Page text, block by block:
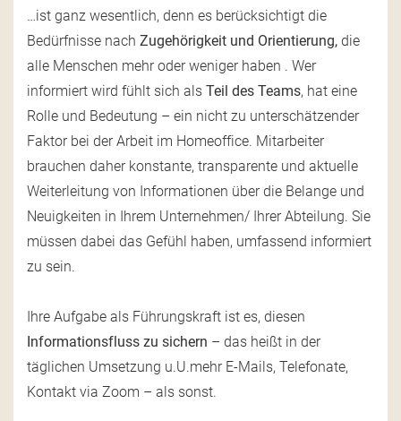
…ist ganz wesentlich, denn es berücksichtigt die
Bedürfnisse nach Zugehörigkeit und Orientierung, die
alle Menschen mehr oder weniger haben . Wer
informiert wird fühlt sich als Teil des Teams, hat eine
Rolle und Bedeutung – ein nicht zu unterschätzender
Faktor bei der Arbeit im Homeoffice. Mitarbeiter
brauchen daher konstante, transparente und aktuelle
Weiterleitung von Informationen über die Belange und
Neuigkeiten in Ihrem Unternehmen/ Ihrer Abteilung. Sie
müssen dabei das Gefühl haben, umfassend informiert
zu sein.
Ihre Aufgabe als Führungskraft ist es, diesen
Informationsfluss zu sichern – das heißt in der
täglichen Umsetzung u.U.mehr E-Mails, Telefonate,
Kontakt via Zoom – als sonst.